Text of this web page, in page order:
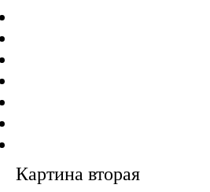
Картина вторая